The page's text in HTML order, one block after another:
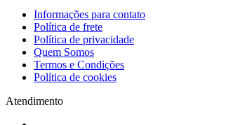
Informações para contato
Política de frete
Política de privacidade
Quem Somos
Termos e Condições
Política de cookies
Atendimento